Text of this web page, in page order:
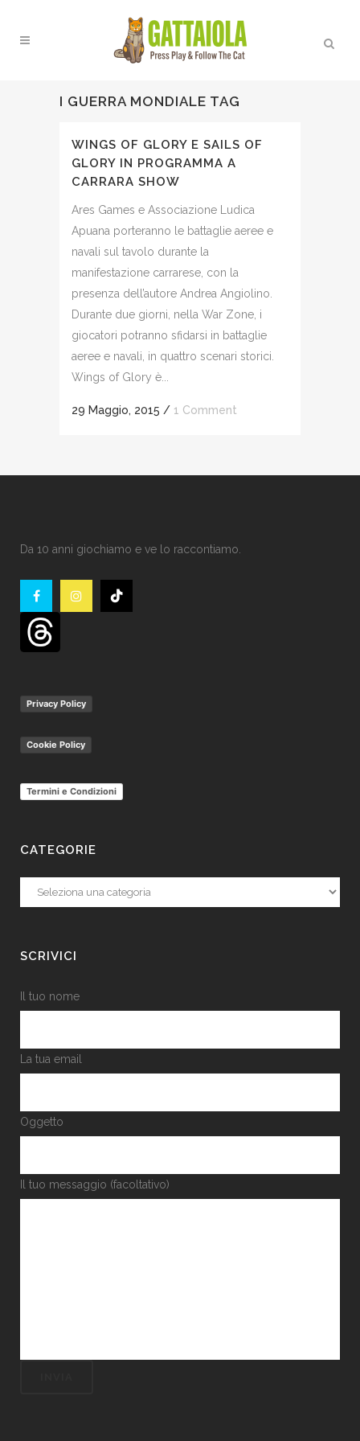
I GUERRA MONDIALE TAG
WINGS OF GLORY E SAILS OF
GLORY IN PROGRAMMA A
CARRARA SHOW
Ares Games e Associazione Ludica
Apuana porteranno le battaglie aeree e
navali sul tavolo durante la
manifestazione carrarese, con la
presenza dell’autore Andrea Angiolino.
Durante due giorni, nella War Zone, i
giocatori potranno sfidarsi in battaglie
aeree e navali, in quattro scenari storici.
Wings of Glory è...
29 Maggio, 2015 / 1 Comment
Da 10 anni giochiamo e ve lo raccontiamo.
Privacy Policy
Cookie Policy
Termini e Condizioni
CATEGORIE
Categorie
SCRIVICI
Il tuo nome
La tua email
Oggetto
Il tuo messaggio (facoltativo)